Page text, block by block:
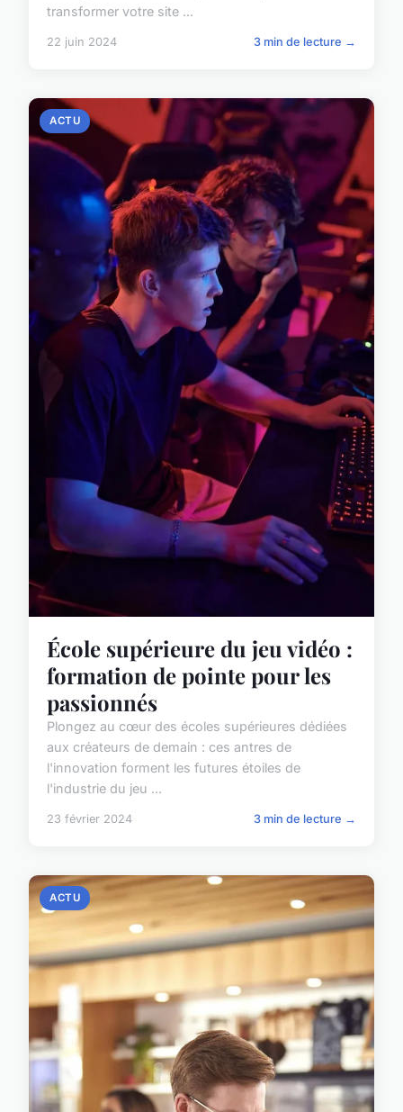
transformer votre site ...
22 juin 2024 3 min de lecture →
ACTU
École supérieure du jeu vidéo :
formation de pointe pour les
passionnés
Plongez au cœur des écoles supérieures dédiées
aux créateurs de demain : ces antres de
l'innovation forment les futures étoiles de
l'industrie du jeu ...
23 février 2024 3 min de lecture →
ACTU